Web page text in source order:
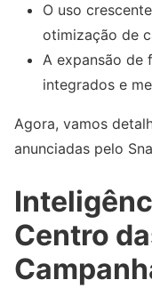
O uso
otimização de
A expansão de
integrados e
Agora, vamos
anunciadas pelo
Centro